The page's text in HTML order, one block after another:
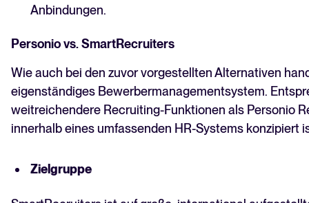
Anbindungen.
Personio vs. SmartRecruiters
Wie auch bei den zuvor vorgestellten Alternativen
eigenständiges Bewerbermanagementsystem.
weitreichendere Recruiting-Funktionen als Personio
innerhalb eines umfassenden HR-Systems konzipiert
Zielgruppe